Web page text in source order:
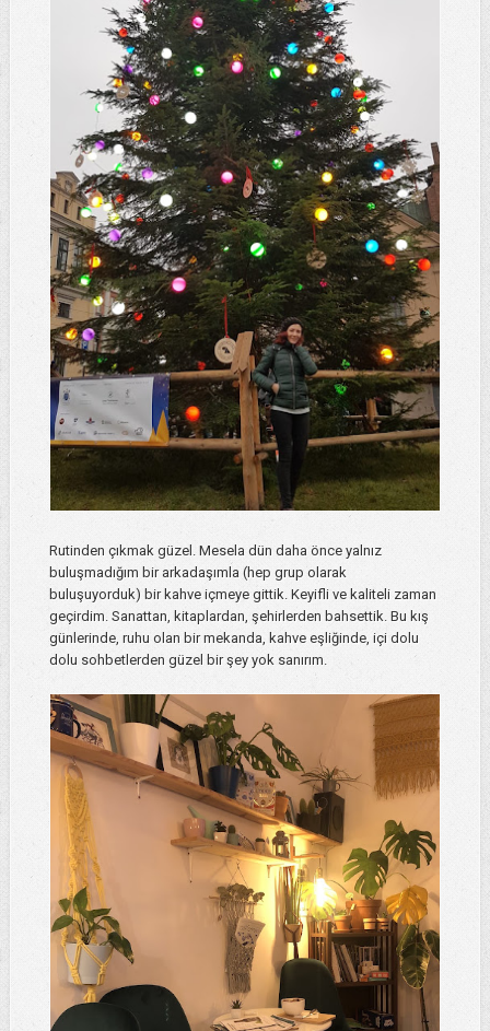
Rutinden çıkmak güzel. Mesela dün daha önce yalnız
buluşmadığım bir arkadaşımla (hep grup olarak
buluşuyorduk) bir kahve içmeye gittik. Keyifli ve kaliteli zaman
geçirdim. Sanattan, kitaplardan, şehirlerden bahsettik. Bu kış
günlerinde, ruhu olan bir mekanda, kahve eşliğinde, içi dolu
dolu sohbetlerden güzel bir şey yok sanırım.